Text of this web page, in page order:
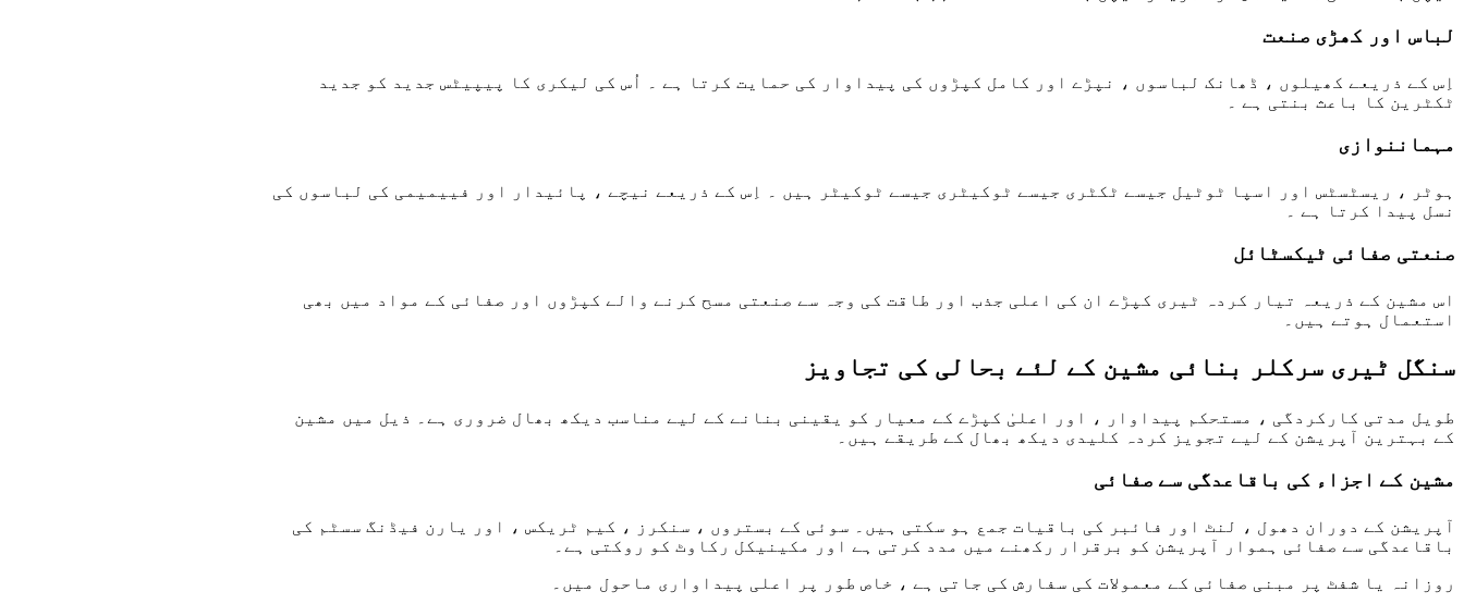
لباس اور کھڑی صنعت
اِس کے ذریعے کھیلوں ، ڈھانک لباسوں ، نپڑے اور کامل کپڑوں کی پیداوار کی حمایت کرتا ہے ۔ اُس کی لیکری کا پیپیٹس جدید کو جدید
ٹکٹرین کا باعث بنتی ہے ۔
مہماننوازی
ہوٹر ، ریسٹسٹس اور اسپا ٹوٹیل جیسے ٹکٹری جیسے ٹوکیٹری جیسے ٹوکیٹر ہیں ۔ اِس کے ذریعے نیچے ، پائیدار اور فییمیمی کی لباسوں کی
نسل پیدا کرتا ہے ۔
صنعتی صفائی ٹیکسٹائل
اس مشین کے ذریعہ تیار کردہ ٹیری کپڑے ان کی اعلی جذب اور طاقت کی وجہ سے صنعتی مسح کرنے والے کپڑوں اور صفائی کے مواد میں بھی
استعمال ہوتے ہیں۔
سنگل ٹیری سرکلر بنائی مشین کے لئے بحالی کی تجاویز
طویل مدتی کارکردگی ، مستحکم پیداوار ، اور اعلیٰ کپڑے کے معیار کو یقینی بنانے کے لیے مناسب دیکھ بھال ضروری ہے۔ ذیل میں مشین
کے بہترین آپریشن کے لیے تجویز کردہ کلیدی دیکھ بھال کے طریقے ہیں۔
مشین کے اجزاء کی باقاعدگی سے صفائی
آپریشن کے دوران دھول ، لنٹ اور فائبر کی باقیات جمع ہو سکتی ہیں۔ سوئی کے بستروں ، سنکرز ، کیم ٹریکس ، اور یارن فیڈنگ سسٹم کی
باقاعدگی سے صفائی ہموار آپریشن کو برقرار رکھنے میں مدد کرتی ہے اور مکینیکل رکاوٹ کو روکتی ہے۔
روزانہ یا شفٹ پر مبنی صفائی کے معمولات کی سفارش کی جاتی ہے ، خاص طور پر اعلی پیداواری ماحول میں۔